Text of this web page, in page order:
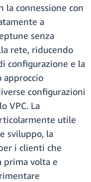
la connessione con
a
senza
rete, riducendo
configurazione e la
approccio
configurazioni
VPC. La
utile
sviluppo, la
i clienti che
prima volta e